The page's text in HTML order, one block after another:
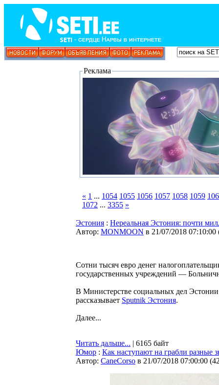
Реклама
« 1 ... 1054 1055 1056 1057 1058 1059
1072 ... 3355 »
Эстония : Нереальная Эстония: почти
Автор: MONMOON в 21/07/2018 07:10:00
Сотни тысяч евро денег
государственных учреждений —
В Министерстве социальных дел
рассказывает Sputnik Эстония.
Далее...
Читать дальше... | 6165 байт
Юмор : Как наступают на грабли разные
Автор: CaneCorso в 21/07/2018 07:00:00 (